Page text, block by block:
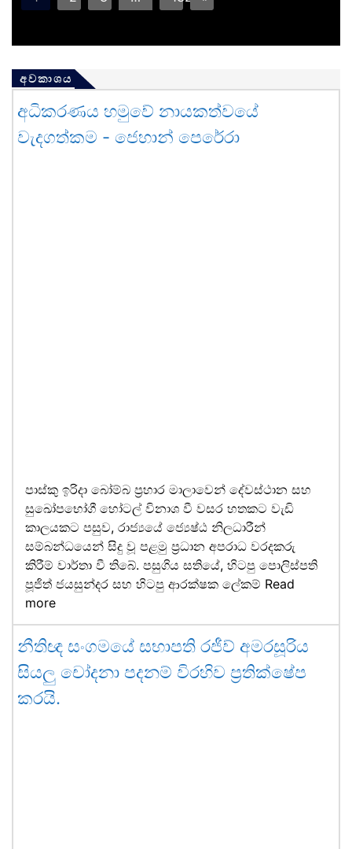
අවකාශය
අධිකරණය හමුවේ නායකත්වයේ
වැදගත්කම - ජෙහාන් පෙරේරා
පාස්කු ඉරිදා බෝම්බ ප්‍රහාර මාලාවෙන් දේවස්ථාන සහ
සුඛෝපභෝගී හෝටල් විනාශ වී වසර හතකට වැඩි
කාලයකට පසුව, රාජ්‍යයේ ජ්‍යෙෂ්ඨ නිලධාරීන්
සම්බන්ධයෙන් සිදු වූ පළමු ප්‍රධාන අපරාධ වරදකරු
කිරීම් වාර්තා වී තිබේ. පසුගිය සතියේ, හිටපු පොලිස්පති
පූජිත් ජයසුන්දර සහ හිටපු ආරක්ෂක ලේකම් Read
more
නීතිඥ සංගමයේ සභාපති රජීව් අමරසූරිය
සියලු චෝදනා පදනම් විරහිව ප්‍රතික්ෂේප
කරයි.